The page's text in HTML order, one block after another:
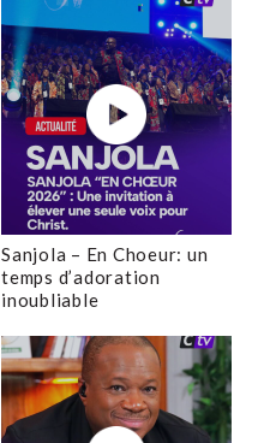
Sanjola – En Choeur: un
temps d’adoration
inoubliable